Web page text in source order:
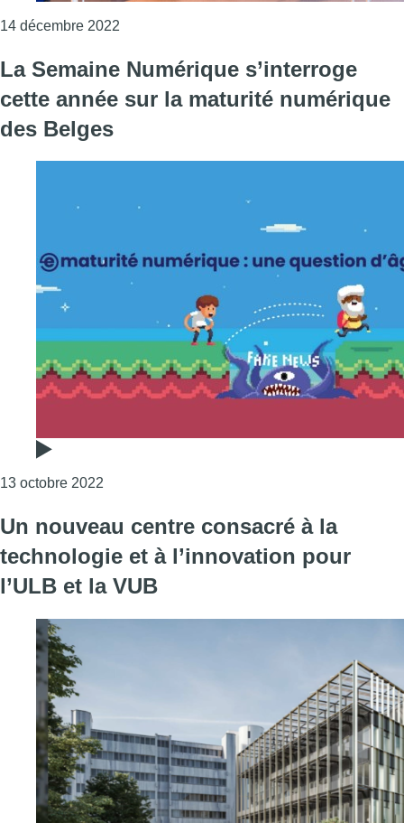
14 décembre 2022
La Semaine Numérique s’interroge
cette année sur la maturité numérique
des Belges
13 octobre 2022
Un nouveau centre consacré à la
technologie et à l’innovation pour
l’ULB et la VUB